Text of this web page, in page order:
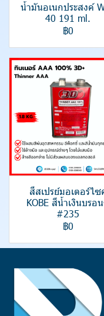
น้ำมันอเนกประสงค์
40 191 ml.
฿0
สีสเปรย์มอเตอร์ไซ
KOBE สีน้ำเงินบรอ
#235
฿0